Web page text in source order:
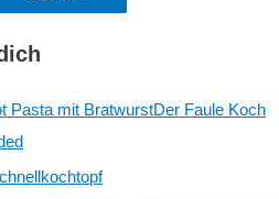
Der Faule Koch